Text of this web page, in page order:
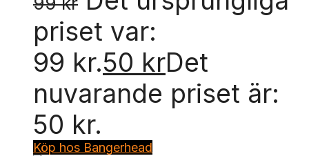
priset var:
99 kr.50 krDet
nuvarande priset är:
50 kr.
Köp hos Bangerhead